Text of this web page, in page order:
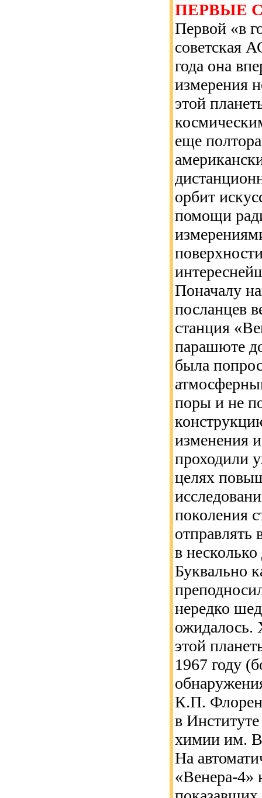
ПЕРВЫЕ
Первой «в
советская
года она
измерения
этой
еще
орбит
помощи
Поначалу
посланцев
станция
парашюте
была
поры и не
изменения
проходили
целях
поколения
отправлять
в
Буквально
нередко
ожидалось.
этой
1967 году
К.П.
в
химии им.
На
«Венера-4»